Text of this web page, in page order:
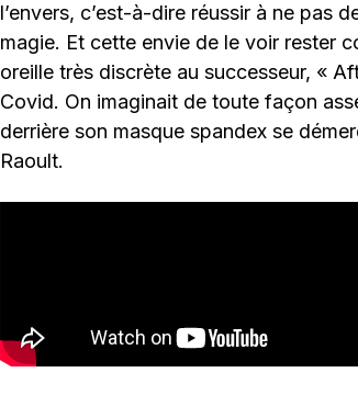
l’envers, c’est-à-dire réussir à ne pas
magie. Et cette envie de le voir rester
oreille très discrète au successeur, «
Covid. On imaginait de toute façon
derrière son masque spandex se
Raoult.